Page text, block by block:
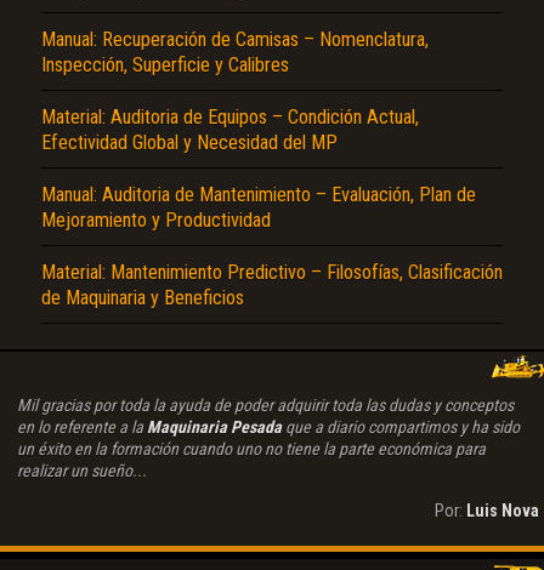
Manual: Recuperación de Camisas – Nomenclatura,
Inspección, Superficie y Calibres
Material: Auditoria de Equipos – Condición Actual,
Efectividad Global y Necesidad del MP
Manual: Auditoria de Mantenimiento – Evaluación, Plan de
Mejoramiento y Productividad
Material: Mantenimiento Predictivo – Filosofías, Clasificación
de Maquinaria y Beneficios
Mil gracias por toda la ayuda de poder adquirir toda las dudas y conceptos
en lo referente a la Maquinaria Pesadaque a diario compartimos y ha sido
un éxito en la formación cuando uno no tiene la parte económica para
realizar un sueño...
Por: Luis Nova